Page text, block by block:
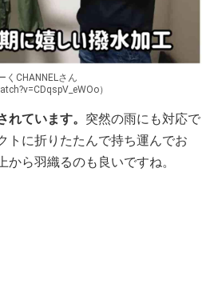
くCHANNELさん
）
ています。 突然の雨にも対応で
トに折りたたんで持ち運んでお
から羽織るのも良いですね。